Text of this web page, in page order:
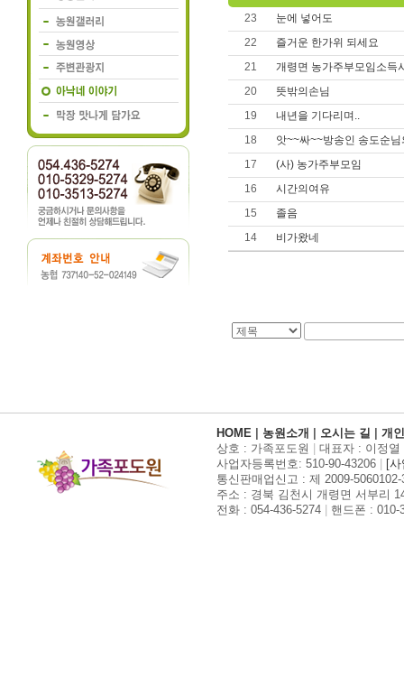
23
눈에 넣어도
22
즐거운 한가위 되세요
21
개령면 농가주부모임소득
20
뜻밖의손님
19
내년을 기다리며..
18
앗~~싸~~방송인 송도순
17
(사) 농가주부모임
16
시간의여유
15
졸음
14
비가왔네
HOME 농원소개 오시는 길
개
상호 : 가족포도원
대표자 : 이정열
사업자등록번호: 510-90-43206
[
통신판매업신고 : 제 2009-5060102-
주소 : 경북 김천시 개령면 서부리
전화 : 054-436-5274
핸드폰 : 010-